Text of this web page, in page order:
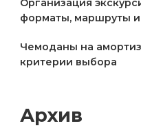
Организация
форматы, маршруты и
Чемоданы на
критерии выбора
Архив